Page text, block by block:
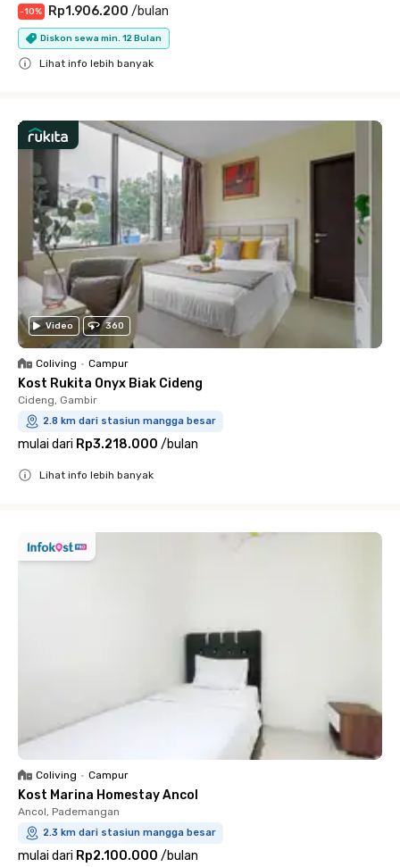
-10% Rp1.906.200 /bulan
Diskon sewa min. 12 Bulan
Lihat info lebih banyak
Video 360
Coliving • Campur
Kost Rukita Onyx Biak Cideng
Cideng, Gambir
2.8 km dari stasiun mangga besar
mulai dari Rp3.218.000 /bulan
Lihat info lebih banyak
Coliving • Campur
Kost Marina Homestay Ancol
Ancol, Pademangan
2.3 km dari stasiun mangga besar
mulai dari Rp2.100.000 /bulan